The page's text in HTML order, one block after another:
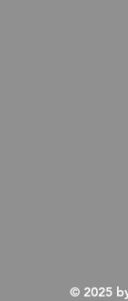
© 2025